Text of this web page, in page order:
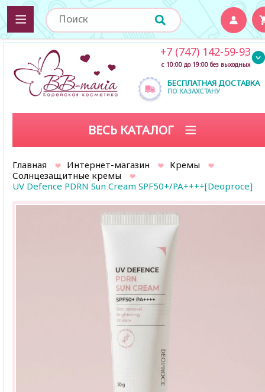
БЕСПЛАТНАЯ ДОСТАВКА
ПО КАЗАХСТАНУ
+7 (747) 142-59-93
с 10:00 до 19:00 без выходных
ВЕСЬ КАТАЛОГ
Главная Интернет-магазин
Кремы
Солнцезащитные кремы
UV Defence PDRN Sun Cream SPF50+/PA++++[Deoproce]